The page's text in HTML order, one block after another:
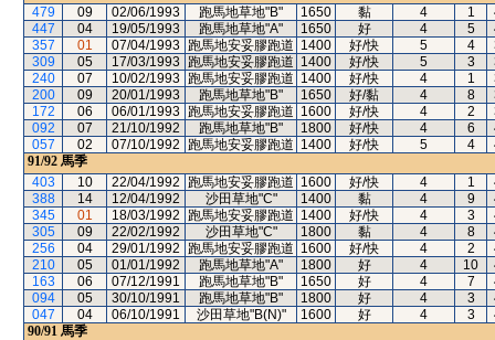
479
09 02/06/1993 跑馬地草地"B" 1650 黏 4 1
447
04 19/05/1993 跑馬地草地"A" 1650 好 4 5
357
01 07/04/1993 跑馬地安妥膠跑道 1400 好/快 5 4
309
05 17/03/1993 跑馬地安妥膠跑道 1400 好/快 5 3
240
07 10/02/1993 跑馬地安妥膠跑道 1400 好/快 4 1
200
09 20/01/1993 跑馬地草地"B" 1650 好/黏 4 8
172
06 06/01/1993 跑馬地安妥膠跑道 1600 好/快 4 2
092
07 21/10/1992 跑馬地草地"B" 1800 好/快 4 6
057
02 07/10/1992 跑馬地安妥膠跑道 1400 好/快 5 4
91/92 馬季
403
10 22/04/1992 跑馬地安妥膠跑道 1600 好/快 4 1
388
14 12/04/1992 沙田草地"C" 1400 黏 4 9
345
01 18/03/1992 跑馬地安妥膠跑道 1400 好/快 4 3
305
09 22/02/1992 沙田草地"C" 1800 黏 4 8
256
04 29/01/1992 跑馬地安妥膠跑道 1600 好/快 4 2
210
05 01/01/1992 跑馬地草地"A" 1800 好 4 10
163
06 07/12/1991 跑馬地草地"B" 1650 好 4 7
094
05 30/10/1991 跑馬地草地"B" 1800 好 4 3
047
04 06/10/1991 沙田草地"B(N)" 1600 好 4 3
90/91 馬季